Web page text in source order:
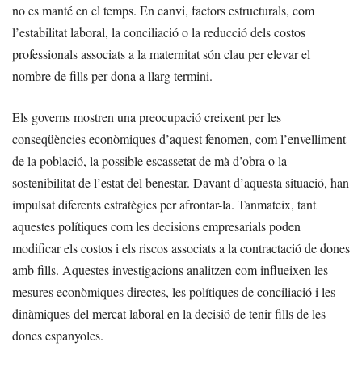
no es manté en el temps. En canvi, factors estructurals, com
l’estabilitat laboral, la conciliació o la reducció dels costos
professionals associats a la maternitat són clau per elevar el
nombre de fills per dona a llarg termini.
Els governs mostren una preocupació creixent per les
conseqüències econòmiques d’aquest fenomen, com l’envelliment
de la població, la possible escassetat de mà d’obra o la
sostenibilitat de l’estat del benestar. Davant d’aquesta situació, han
impulsat diferents estratègies per afrontar-la. Tanmateix, tant
aquestes polítiques com les decisions empresarials poden
modificar els costos i els riscos associats a la contractació de dones
amb fills. Aquestes investigacions analitzen com influeixen les
mesures econòmiques directes, les polítiques de conciliació i les
dinàmiques del mercat laboral en la decisió de tenir fills de les
dones espanyoles.